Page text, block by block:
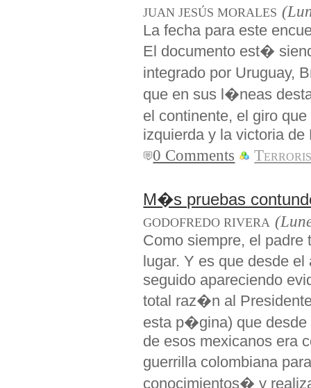
JUAN JESÚS MORALES
La fecha para este
El documento est�
integrado por Uruguay,
que en sus l�neas
el continente, el giro
izquierda y la victoria de
0 Comments
M�s pruebas
GODOFREDO RIVERA
Como siempre, el padre
lugar. Y es que desde
seguido apareciendo
total raz�n al
esta p�gina) que
de esos mexicanos era
guerrilla colombiana
conocimientos� y